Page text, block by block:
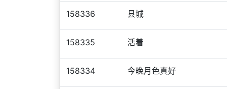
158336 县城
158335 活着
158334 今晚月色真好